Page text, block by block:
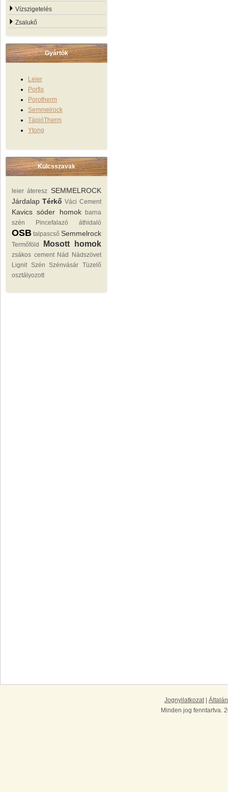
Vízszigetelés
Zsalukő
Gyártók
Leier
Porfix
Porotherm
Semmelrock
TápióTherm
Ytong
Kulcsszavak
leier áteresz SEMMELROCK
Járdalap Térkő Váci Cement
Kavics sóder homok
barna
szén
Pincefalazó áthidaló
OSB talpascső Semmelrock
Termőföld Mosott homok
zsákos cement Nád Nádszövet
Lignit Szén Szénvásár Tüzelő
osztályozott
Jognyilatkozat|
Minden jog fenntartva.